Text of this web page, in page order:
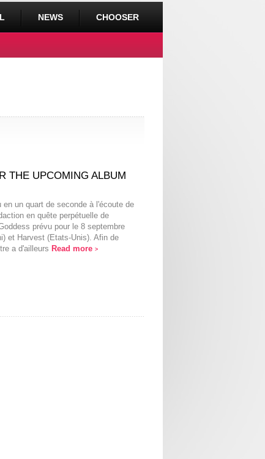
NEWS CHOOSER
THE UPCOMING ALBUM
un quart de seconde à l'écoute de
en quête perpétuelle de
prévu pour le 8 septembre
et Harvest (Etats-Unis). Afin de
a d'ailleurs Read more >